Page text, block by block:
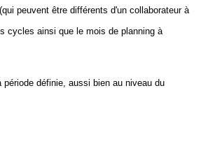
peuvent être différents d'un collaborateur à
cycles ainsi que le mois de planning à
définie, aussi bien au niveau du